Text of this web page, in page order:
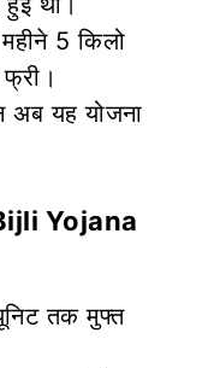
5 किलो
अब यह योजना
Yojana
तक मुफ्त